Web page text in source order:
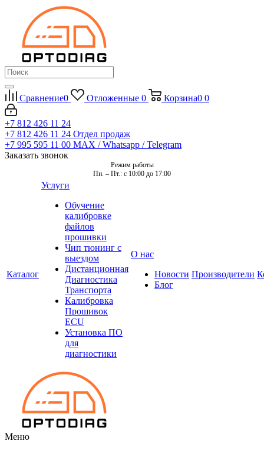
Сравнение0 Отложенные 0 Корзина0 0
+7 812 426 11 24
+7 812 426 11 24 Отдел продаж
+7 995 595 11 00 MAX / Whatsapp / Telegram
Заказать звонок
Режим работы
Пн. – Пт.: с 10:00 до 17:00
Каталог
Услуги
Обучение
калибровке
файлов
прошивки
Чип тюнинг с
выездом
Дистанционная
Диагностика
Транспорта
Калибровка
Прошивок
ECU
Установка ПО
для
диагностики
О нас
Новости
Блог
Производители
Меню